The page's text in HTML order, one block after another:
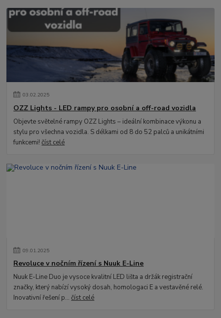
03.02.2025
OZZ Lights - LED rampy pro osobní a off-road vozidla
Objevte světelné rampy OZZ Lights – ideální kombinace výkonu a
stylu pro všechna vozidla. S délkami od 8 do 52 palců a unikátními
funkcemi!číst celé
09.01.2025
Revoluce v nočním řízení s Nuuk E-Line
Nuuk E-Line Duo je vysoce kvalitní LED lišta a držák registrační
značky, který nabízí vysoký dosah, homologaci E a vestavěné relé.
Inovativní řešení p...číst celé